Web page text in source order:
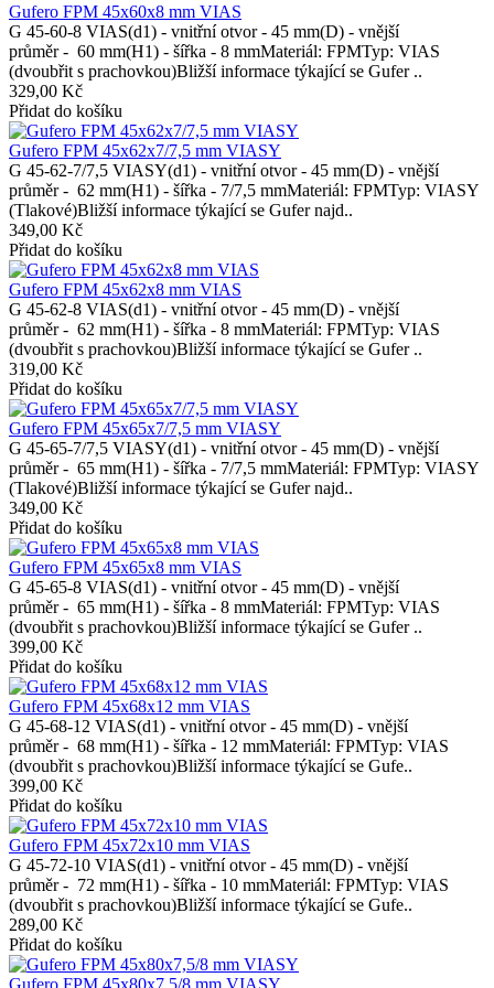
Gufero FPM 45x60x8 mm VIAS
G 45-60-8 VIAS(d1) - vnitřní otvor - 45 mm(D) - vnější
průměr - 60 mm(H1) - šířka - 8 mmMateriál: FPMTyp: VIAS
(dvoubřit s prachovkou)Bližší informace týkající se Gufer ..
329,00 Kč
Přidat do košíku
Gufero FPM 45x62x7/7,5 mm VIASY
G 45-62-7/7,5 VIASY(d1) - vnitřní otvor - 45 mm(D) - vnější
průměr - 62 mm(H1) - šířka - 7/7,5 mmMateriál: FPMTyp: VIASY
(Tlakové)Bližší informace týkající se Gufer najd..
349,00 Kč
Přidat do košíku
Gufero FPM 45x62x8 mm VIAS
G 45-62-8 VIAS(d1) - vnitřní otvor - 45 mm(D) - vnější
průměr - 62 mm(H1) - šířka - 8 mmMateriál: FPMTyp: VIAS
(dvoubřit s prachovkou)Bližší informace týkající se Gufer ..
319,00 Kč
Přidat do košíku
Gufero FPM 45x65x7/7,5 mm VIASY
G 45-65-7/7,5 VIASY(d1) - vnitřní otvor - 45 mm(D) - vnější
průměr - 65 mm(H1) - šířka - 7/7,5 mmMateriál: FPMTyp: VIASY
(Tlakové)Bližší informace týkající se Gufer najd..
349,00 Kč
Přidat do košíku
Gufero FPM 45x65x8 mm VIAS
G 45-65-8 VIAS(d1) - vnitřní otvor - 45 mm(D) - vnější
průměr - 65 mm(H1) - šířka - 8 mmMateriál: FPMTyp: VIAS
(dvoubřit s prachovkou)Bližší informace týkající se Gufer ..
399,00 Kč
Přidat do košíku
Gufero FPM 45x68x12 mm VIAS
G 45-68-12 VIAS(d1) - vnitřní otvor - 45 mm(D) - vnější
průměr - 68 mm(H1) - šířka - 12 mmMateriál: FPMTyp: VIAS
(dvoubřit s prachovkou)Bližší informace týkající se Gufe..
399,00 Kč
Přidat do košíku
Gufero FPM 45x72x10 mm VIAS
G 45-72-10 VIAS(d1) - vnitřní otvor - 45 mm(D) - vnější
průměr - 72 mm(H1) - šířka - 10 mmMateriál: FPMTyp: VIAS
(dvoubřit s prachovkou)Bližší informace týkající se Gufe..
289,00 Kč
Přidat do košíku
Gufero FPM 45x80x7,5/8 mm VIASY